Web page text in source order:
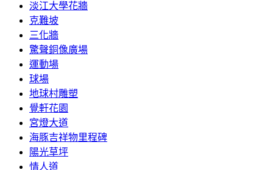
淡江大學花牆
克難坡
三化牆
驚聲銅像廣場
運動場
球場
地球村雕塑
覺軒花園
宮燈大道
海豚吉祥物里程碑
陽光草坪
情人道